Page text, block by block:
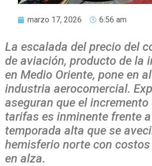
marzo 17, 2026 6:56 am
La escalada del precio del
de aviación, producto de la
en Medio Oriente, pone en
industria aerocomercial.
aseguran que el incremento
tarifas es inminente frente
temporada alta que se
hemisferio norte con
en alza.